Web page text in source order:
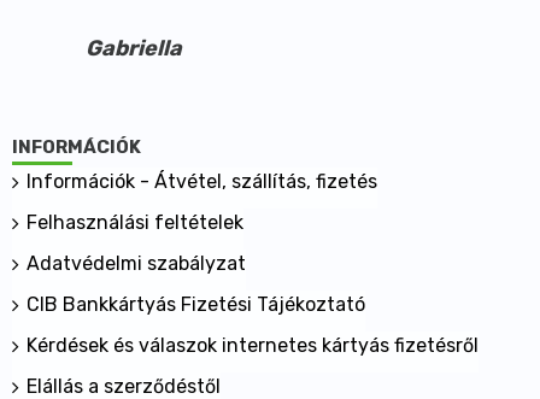
Gabriella
INFORMÁCIÓK
Információk - Átvétel, szállítás, fizetés
Felhasználási feltételek
Adatvédelmi szabályzat
CIB Bankkártyás Fizetési Tájékoztató
Kérdések és válaszok internetes kártyás fizetésről
Elállás a szerződéstől